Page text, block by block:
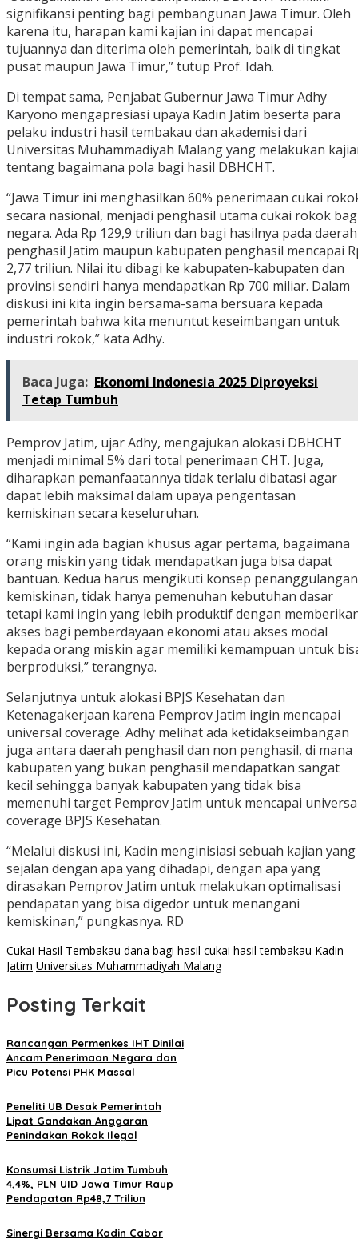
signifikansi penting bagi pembangunan Jawa Timur. Oleh
karena itu, harapan kami kajian ini dapat mencapai
tujuannya dan diterima oleh pemerintah, baik di tingkat
pusat maupun Jawa Timur,” tutup Prof. Idah.
Di tempat sama, Penjabat Gubernur Jawa Timur Adhy
Karyono mengapresiasi upaya Kadin Jatim beserta para
pelaku industri hasil tembakau dan akademisi dari
Universitas Muhammadiyah Malang yang melakukan
tentang bagaimana pola bagi hasil DBHCHT.
“Jawa Timur ini menghasilkan 60% penerimaan cukai
secara nasional, menjadi penghasil utama cukai rokok
negara. Ada Rp 129,9 triliun dan bagi hasilnya pada daerah
penghasil Jatim maupun kabupaten penghasil mencapai
2,77 triliun. Nilai itu dibagi ke kabupaten-kabupaten dan
provinsi sendiri hanya mendapatkan Rp 700 miliar. Dalam
diskusi ini kita ingin bersama-sama bersuara kepada
pemerintah bahwa kita menuntut keseimbangan untuk
industri rokok,” kata Adhy.
Baca Juga: Ekonomi Indonesia 2025 Diproyeksi
Tetap Tumbuh
Pemprov Jatim, ujar Adhy, mengajukan alokasi DBHCHT
menjadi minimal 5% dari total penerimaan CHT. Juga,
diharapkan pemanfaatannya tidak terlalu dibatasi agar
dapat lebih maksimal dalam upaya pengentasan
kemiskinan secara keseluruhan.
“Kami ingin ada bagian khusus agar pertama, bagaimana
orang miskin yang tidak mendapatkan juga bisa dapat
bantuan. Kedua harus mengikuti konsep penanggulangan
kemiskinan, tidak hanya pemenuhan kebutuhan dasar
tetapi kami ingin yang lebih produktif dengan
akses bagi pemberdayaan ekonomi atau akses modal
kepada orang miskin agar memiliki kemampuan untuk
berproduksi,” terangnya.
Selanjutnya untuk alokasi BPJS Kesehatan dan
Ketenagakerjaan karena Pemprov Jatim ingin mencapai
universal coverage. Adhy melihat ada ketidakseimbangan
juga antara daerah penghasil dan non penghasil, di mana
kabupaten yang bukan penghasil mendapatkan sangat
kecil sehingga banyak kabupaten yang tidak bisa
memenuhi target Pemprov Jatim untuk mencapai
coverage BPJS Kesehatan.
“Melalui diskusi ini, Kadin menginisiasi sebuah kajian yang
sejalan dengan apa yang dihadapi, dengan apa yang
dirasakan Pemprov Jatim untuk melakukan optimalisasi
pendapatan yang bisa digedor untuk menangani
kemiskinan,” pungkasnya. RD
Cukai Hasil Tembakau dana bagi hasil cukai hasil tembakau Kadin
Jatim Universitas Muhammadiyah Malang
Posting Terkait
Rancangan Permenkes IHT Dinilai
Ancam Penerimaan Negara dan
Picu Potensi PHK Massal
Peneliti UB Desak Pemerintah
Lipat Gandakan Anggaran
Penindakan Rokok Ilegal
Konsumsi Listrik Jatim Tumbuh
4,4%, PLN UID Jawa Timur Raup
Pendapatan Rp48,7 Triliun
Sinergi Bersama Kadin Cabor